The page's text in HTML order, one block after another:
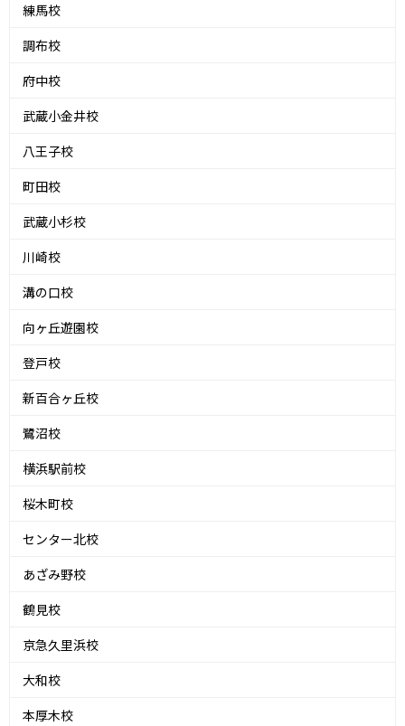
練馬校
調布校
府中校
武蔵小金井校
八王子校
町田校
武蔵小杉校
川崎校
溝の口校
向ヶ丘遊園校
登戸校
新百合ヶ丘校
鷺沼校
横浜駅前校
桜木町校
センター北校
あざみ野校
鶴見校
京急久里浜校
大和校
本厚木校